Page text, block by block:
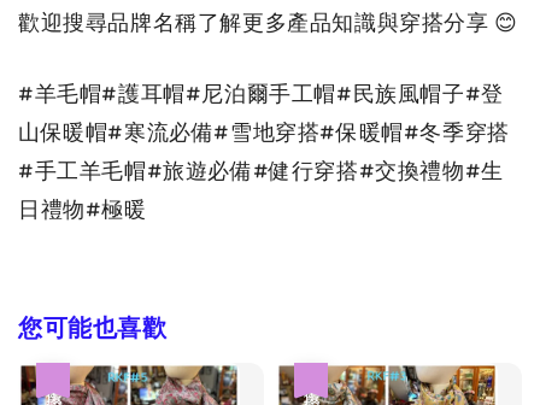
歡迎搜尋品牌名稱了解更多產品知識與穿搭分享 😊
#羊毛帽#護耳帽#尼泊爾手工帽#民族風帽子#登
山保暖帽#寒流必備#雪地穿搭#保暖帽#冬季穿搭
#手工羊毛帽#旅遊必備#健行穿搭#交換禮物#生
日禮物#極暖
您可能也喜歡